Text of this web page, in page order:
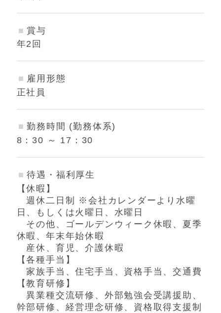
賞与
年2回
雇用形態
正社員
勤務時間 (勤務体系)
8：30 ～ 17：30
待遇・福利厚生
【休暇】
週休二日制 ※会社カレンダーより水曜
日、もしくは火曜日、水曜日
その他、ゴールデンウィーク休暇、夏季
休暇、年末年始休暇
産休、育児、介護休暇
【各種手当】
家族手当、住宅手当、資格手当、交通費
【教育研修】
異業種交流研修、外部勉強会受講援助、
幹部研修、経営理念研修、資格取得支援制